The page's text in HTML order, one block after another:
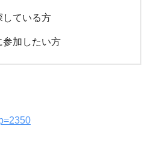
している方
参加したい方